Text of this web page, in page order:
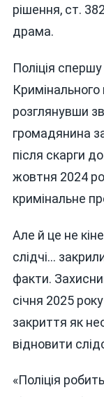
рішення, ст.
драма.
Поліція
розглянувши
громадянина
після скарги
жовтня 2024
кримінальне
Але й це не
слідчі…
факти.
січня 2025
закриття як
відновити
«Поліція